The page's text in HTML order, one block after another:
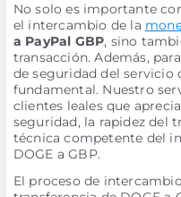
No solo es importante
el intercambio de la
a PayPal GBP, sino
transacción. Además,
de seguridad del servicio
fundamental. Nuestro
clientes leales que
seguridad, la rapidez del
técnica competente del
DOGE a GBP.
El proceso de